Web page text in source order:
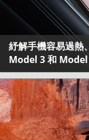
紓解手機容易過熱
Model 3 和 Model